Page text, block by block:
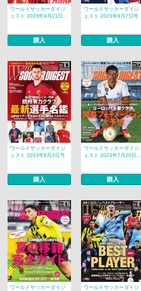
ワールドサッカーダイジ
ェスト 2023年9月21日...
購入
ワールドサッカーダイジ
ェスト 2023年9月7日号
購入
ワールドサッカーダイジ
ェスト 2023年8月3日号
購入
ワールドサッカーダイジ
ェスト 2023年7月20日...
購入
ワールドサッカーダイジ
ワールドサッカーダイジ